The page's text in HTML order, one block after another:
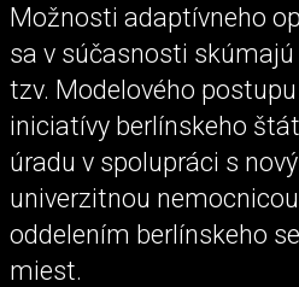
Možnosti adaptívneho
sa v súčasnosti
tzv. Modelového
iniciatívy berlínskeho
úradu v spolupráci s
univerzitnou
oddelením berlínskeho
miest.